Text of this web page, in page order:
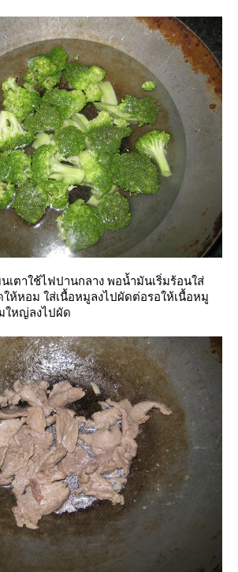
เตาใช้ไฟปานกลาง พอน้ำมันเริ่มร้อนใส่
ให้หอม ใส่เนื้อหมูลงไปผัดต่อรอให้เนื้อหมู
ใหญ่ลงไปผัด